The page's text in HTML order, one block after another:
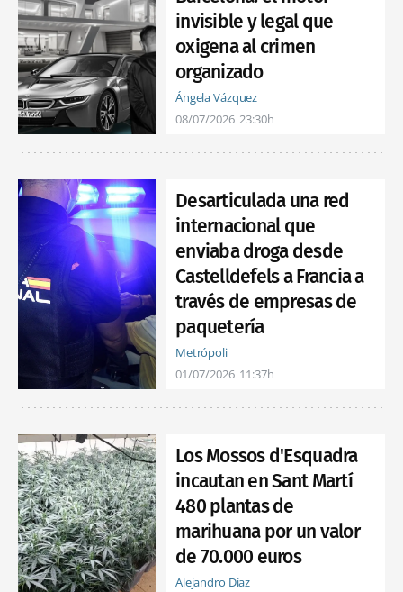
invisible y legal que
oxigena al crimen
organizado
Ángela Vázquez
08/07/2026 23:30h
Desarticulada una red
internacional que
enviaba droga desde
Castelldefels a Francia a
través de empresas de
paquetería
Metrópoli
01/07/2026 11:37h
Los Mossos d'Esquadra
incautan en Sant Martí
480 plantas de
marihuana por un valor
de 70.000 euros
Alejandro Díaz